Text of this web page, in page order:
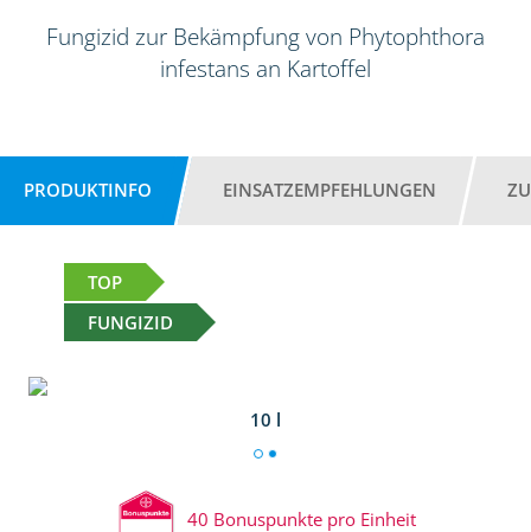
Fungizid zur Bekämpfung von Phytophthora
infestans an Kartoffel
PRODUKTINFO EINSATZEMPFEHLUNGEN
TOP
FUNGIZID
10 l
40 Bonuspunkte pro Einheit